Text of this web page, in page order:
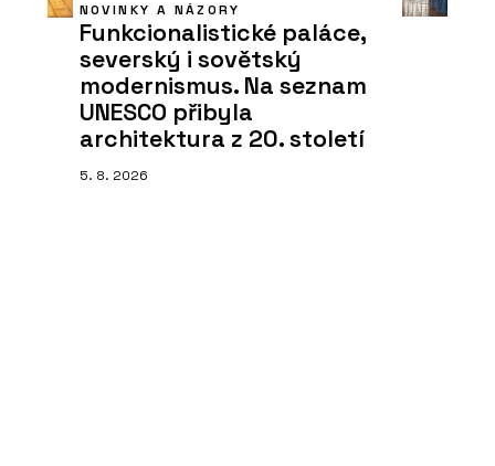
NOVINKY A NÁZORY
Funkcionalistické paláce,
severský i sovětský
modernismus. Na seznam
UNESCO přibyla
architektura z 20. století
5. 8. 2026